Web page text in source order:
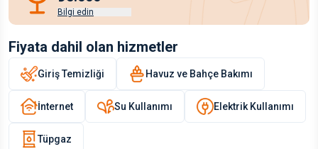
Bilgi edin
Fiyata dahil olan hizmetler
Giriş Temizliği Havuz ve Bahçe Bakımı
İnternet Su Kullanımı Elektrik Kullanımı
Tüpgaz